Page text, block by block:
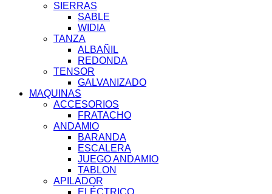
SIERRAS
SABLE
WIDIA
TANZA
ALBAÑIL
REDONDA
TENSOR
GALVANIZADO
MAQUINAS
ACCESORIOS
FRATACHO
ANDAMIO
BARANDA
ESCALERA
JUEGO ANDAMIO
TABLON
APILADOR
ELÉCTRICO